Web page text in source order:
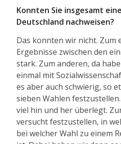
Konnten Sie insgesamt
Deutschland nachweisen?
Das konnten wir nicht. Zum
Ergebnisse zwischen den
stark. Zum anderen, da
einmal mit
es aber auch schwierig, so
sieben Wahlen
viel hin und her überlegt.
versucht festzustellen, in
bei welcher Wahl zu einem